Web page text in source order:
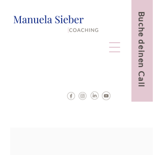
Buche deinen Call